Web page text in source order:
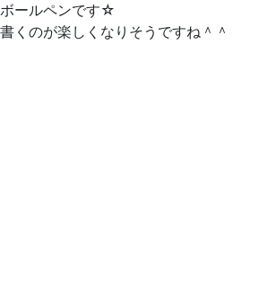
ボールペンです☆
書くのが楽しくなりそうですね＾＾